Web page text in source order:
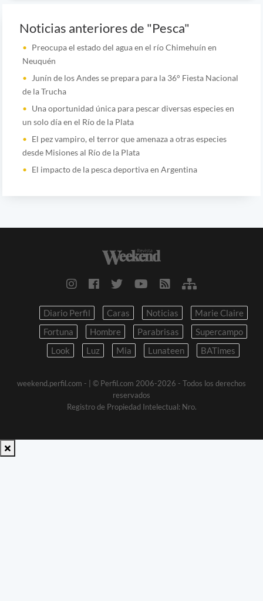
Noticias anteriores de "Pesca"
Preocupa el estado del agua en el río Chimehuín en
Neuquén
Junín de los Andes se prepara para la 36° Fiesta Nacional
de la Trucha
Una oportunidad única para pescar diversas especies en
un solo día en el Río de la Plata
El pez vampiro, el terror que amenaza a otras especies
desde Misiones al Río de la Plata
El impacto de la pesca deportiva en Argentina
Diario Perfil Caras Noticias
Marie Claire
Fortuna
Hombre Parabrisas
Supercampo
Look
Luz Mia Lunateen BATimes
weekend.perfil.com -
| © Perfil.com 2006-2026 - Todos los derechos
reservados
Registro de Propiedad Intelectual: Nro.